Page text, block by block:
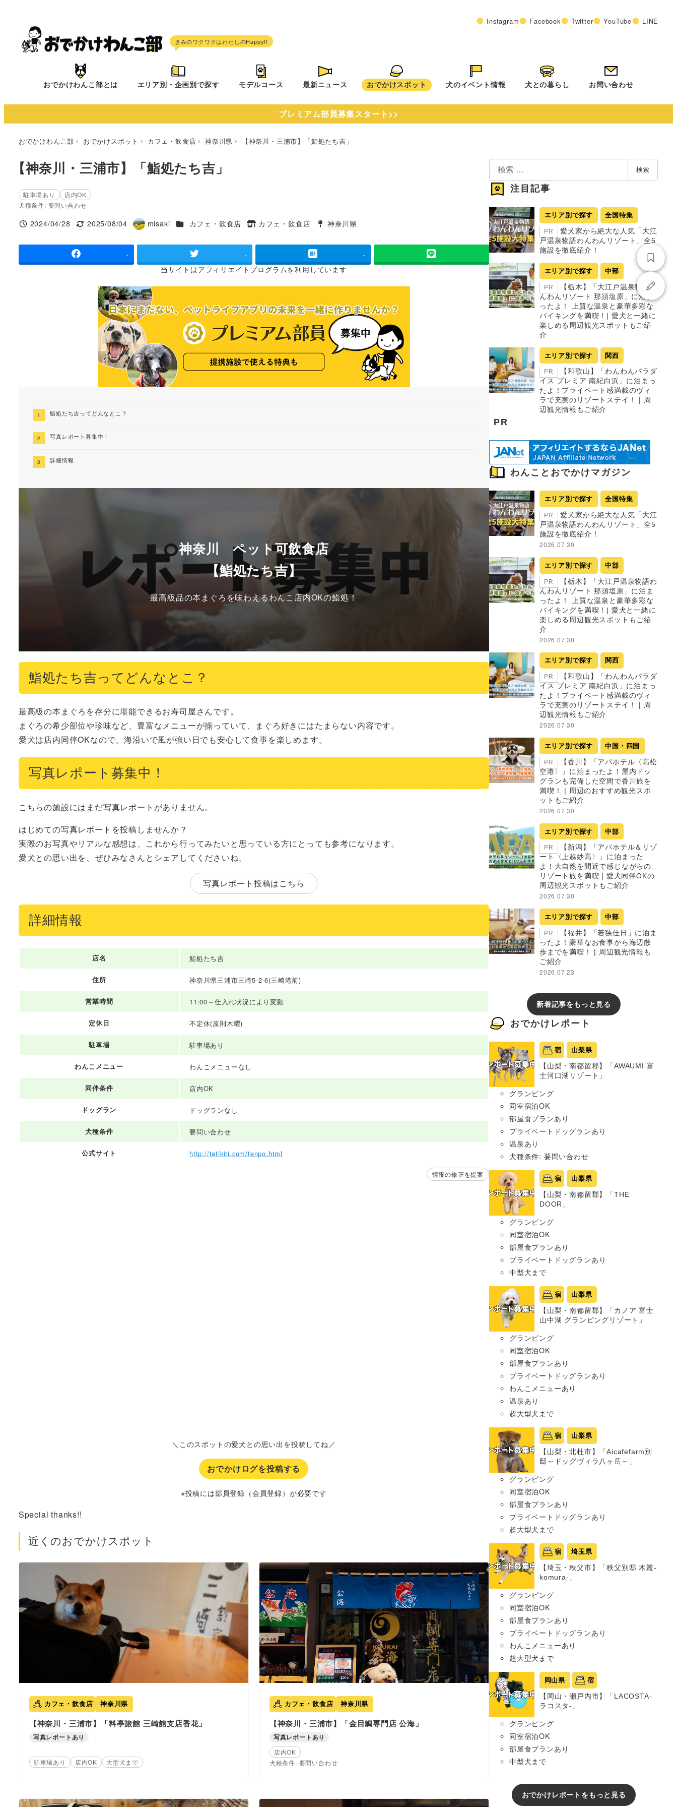
へ
Instagram Facebook Twitter YouTube LINE
おでかけわんこ部とは エリア別・企画別で探す モデルコース 最新ニュース おでかけスポット 犬のイベント情報 犬との暮らし お問い合わせ
プレミアム部員募集スタート>>
おでかけわんこ部 おでかけスポット カフェ・飲食店 神奈川県 【神奈川・三浦市】「鮨処たち吉」
【神奈川・三浦市】「鮨処たち吉」
駐車場あり
店内OK
犬種条件: 要問い合わせ
投稿日
2024/04/28
更新日
2025/08/04
著
misaki 施設ジャンル
カフェ・飲食店
タグ
カフェ・飲食店
タグ
神奈川県
- - -
当サイトはアフィリエイトプログラムを利用しています
鮨処たち吉ってどんなとこ？
写真レポート募集中！
詳細情報
神奈川 ペット可飲食店
【鮨処たち吉】
最高級品の本まぐろを味わえるわんこ店内OKの鮨処！
鮨処たち吉ってどんなとこ？
最高級の本まぐろを存分に堪能できるお寿司屋さんです。
まぐろの希少部位や珍味など、豊富なメニューが揃っていて、まぐろ好きにはたまらない内容です。
愛犬は店内同伴OKなので、海沿いで風が強い日でも安心して食事を楽しめます。
写真レポート募集中！
こちらの施設にはまだ写真レポートがありません。
はじめての写真レポートを投稿しませんか？
実際のお写真やリアルな感想は、これから行ってみたいと思っている方にとっても参考になります。
愛犬との思い出を、ぜひみなさんとシェアしてくださいね。
写真レポート投稿はこちら
詳細情報
店名 鮨処たち吉
住所 神奈川県三浦市三崎5-2-6(三崎港前)
営業時間 11:00～仕入れ状況により変動
定休日 不定休(原則木曜)
駐車場 駐車場あり
わんこメニュー わんこメニューなし
同伴条件 店内OK
ドッグラン ドッグランなし
犬種条件 要問い合わせ
公式サイト http://tatikiti.com/tenpo.html
情報の修正を提案
＼このスポットの愛犬との思い出を投稿してね／
おでかけログを投稿する
※投稿には部員登録（会員登録）が必要です
Special thanks!!
近くのおでかけスポット
カフェ・飲食店 神奈川県
【神奈川・三浦市】「料亭旅館 三崎館支店香花」
写真レポートあり
駐車場あり 店内OK 大型犬まで
カフェ・飲食店 神奈川県
【神奈川・三浦市】「金目鯛専門店 公海」
写真レポートあり
店内OK
犬種条件: 要問い合わせ
検
索
検索
注目記事
エリア別で探す 全国特集
PR
愛犬家から絶大な人気「大江
戸温泉物語わんわんリゾート」全5
施設を徹底紹介！
エリア別で探す 中部
PR
【栃木】「大江戸温泉物語わ
んわんリゾート 那須塩原」に泊ま
ったよ！ 上質な温泉と豪華多彩な
バイキングを満喫！| 愛犬と一緒に
楽しめる周辺観光スポットもご紹
介
エリア別で探す 関西
PR
【和歌山】「わんわんパラダ
イス プレミア 南紀白浜」に泊まっ
たよ！プライベート感満載のヴィ
ラで充実のリゾートステイ！ | 周
辺観光情報もご紹介
PR
わんことおでかけマガジン
エリア別で探す 全国特集
PR
愛犬家から絶大な人気「大江
戸温泉物語わんわんリゾート」全5
施設を徹底紹介！
2026.07.30
エリア別で探す 中部
PR
【栃木】「大江戸温泉物語わ
んわんリゾート 那須塩原」に泊ま
ったよ！ 上質な温泉と豪華多彩な
バイキングを満喫！| 愛犬と一緒に
楽しめる周辺観光スポットもご紹
介
2026.07.30
エリア別で探す 関西
PR
【和歌山】「わんわんパラダ
イス プレミア 南紀白浜」に泊まっ
たよ！プライベート感満載のヴィ
ラで充実のリゾートステイ！ | 周
辺観光情報もご紹介
2026.07.30
エリア別で探す 中国・四国
PR
【香川】「アパホテル〈高松
空港〉」に泊まったよ！屋内ドッ
グランも完備した空間で香川旅を
満喫！ | 周辺のおすすめ観光スポ
ットもご紹介
2026.07.30
エリア別で探す 中部
PR
【新潟】「アパホテル＆リゾ
ート〈上越妙高〉」に泊まった
よ！大自然を間近で感じながらの
リゾート旅を満喫 | 愛犬同伴OKの
周辺観光スポットもご紹介
2026.07.30
エリア別で探す 中部
PR
【福井】「若狭佳日」に泊ま
ったよ！豪華なお食事から海辺散
歩までを満喫！ | 周辺観光情報も
ご紹介
2026.07.23
新着記事をもっと見る
おでかけレポート
宿 山梨県
【山梨・南都留郡】「AWAUMI 富
士河口湖リゾート」
グランピング
同室宿泊OK
部屋食プランあり
プライベートドッグランあり
温泉あり
犬種条件: 要問い合わせ
宿 山梨県
【山梨・南都留郡】「THE
DOOR」
グランピング
同室宿泊OK
部屋食プランあり
プライベートドッグランあり
中型犬まで
宿 山梨県
【山梨・南都留郡】「カノア 富士
山中湖 グランピングリゾート」
グランピング
同室宿泊OK
部屋食プランあり
プライベートドッグランあり
わんこメニューあり
温泉あり
超大型犬まで
宿 山梨県
【山梨・北杜市】「Aicafefarm別
邸～ドッグヴィラ八ヶ岳～」
グランピング
同室宿泊OK
部屋食プランあり
プライベートドッグランあり
超大型犬まで
宿 埼玉県
【埼玉・秩父市】「秩父別邸 木叢-
komura-」
グランピング
同室宿泊OK
部屋食プランあり
プライベートドッグランあり
わんこメニューあり
超大型犬まで
岡山県 宿
【岡山・瀬戸内市】「LACOSTA-
ラコスタ-」
グランピング
同室宿泊OK
部屋食プランあり
中型犬まで
おでかけレポートをもっと見る